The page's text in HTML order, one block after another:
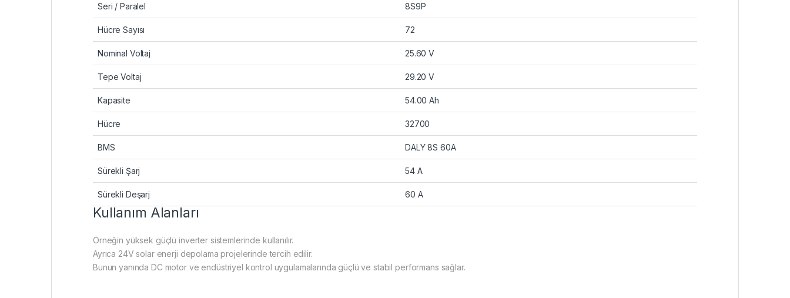
Seri / Paralel 8S9P
Hücre Sayısı 72
Nominal Voltaj 25.60 V
Tepe Voltaj 29.20 V
Kapasite 54.00 Ah
Hücre 32700
BMS DALY 8S 60A
Sürekli Şarj 54 A
Sürekli Deşarj 60 A
Kullanım Alanları
Örneğin yüksek güçlü inverter sistemlerinde kullanılır.
Ayrıca 24V solar enerji depolama projelerinde tercih edilir.
Bunun yanında DC motor ve endüstriyel kontrol uygulamalarında güçlü ve stabil performans sağlar.